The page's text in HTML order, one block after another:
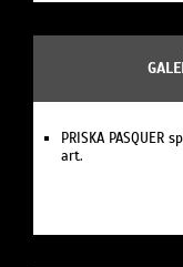
PRISKA
art.